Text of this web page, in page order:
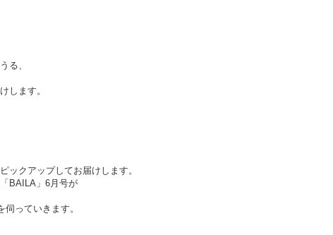
る、
します。
ックアップしてお届けします。
BAILA」6月号が
っていきます。